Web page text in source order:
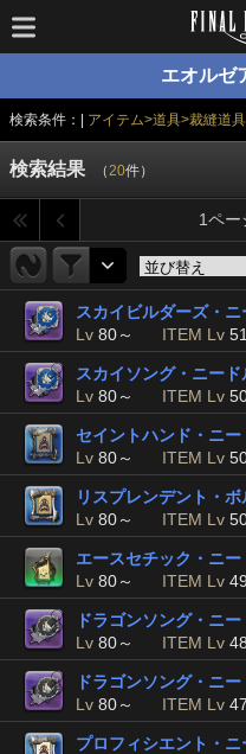
エオルゼ
検索条件：| アイテム>道具>裁縫道
検索結果 （20件）
1ペー
スカイビルダーズ・ニ
Lv 80～ ITEM Lv
スカイソング・ニード
Lv 80～ ITEM Lv
セイントハンド・ニー
Lv 80～ ITEM Lv
リスプレンデント・
Lv 80～ ITEM Lv
エースセチック・ニー
Lv 80～ ITEM Lv
ドラゴンソング・ニ
Lv 80～ ITEM Lv
ドラゴンソング・ニー
Lv 80～ ITEM Lv
プロフィシエント・ニ